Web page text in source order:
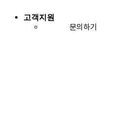
고객지원
문의하기